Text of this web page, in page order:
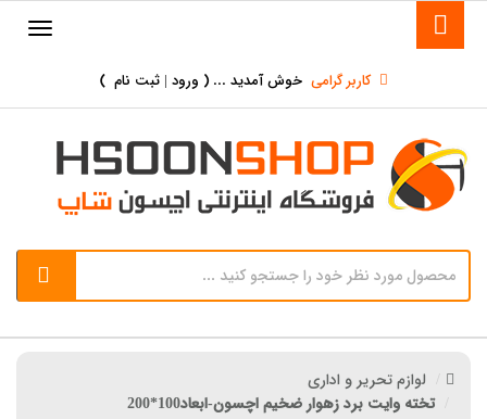
کاربر گرامی خوش آمدید ... ( ورود | ثبت نام )
لوازم تحریر و اداری
تخته وایت برد زهوار ضخیم اچسون-ابعاد100*200